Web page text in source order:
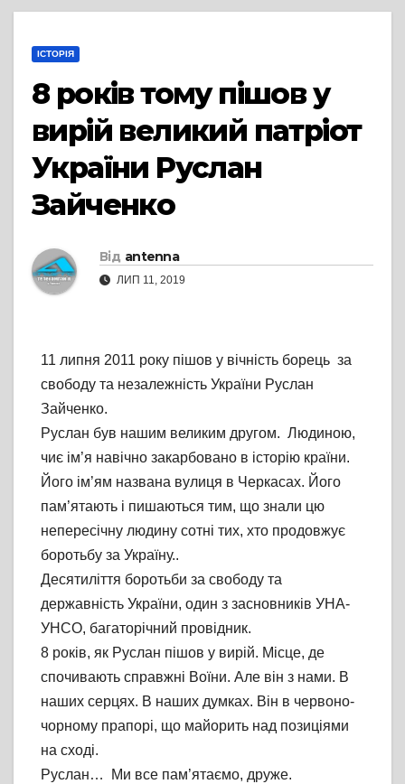
ІСТОРІЯ
8 років тому пішов у
вирій великий патріот
України Руслан
Зайченко
Від antenna
ЛИП 11, 2019
11 липня 2011 року пішов у вічність борець за
свободу та незалежність України Руслан
Зайченко.
Руслан був нашим великим другом. Людиною,
чиє ім’я навічно закарбовано в історію країни.
Його ім’ям названа вулиця в Черкасах. Його
пам’ятають і пишаються тим, що знали цю
непересічну людину сотні тих, хто продовжує
боротьбу за Україну..
Десятиліття боротьби за свободу та
державність України, один з засновників УНА-
УНСО, багаторічний провідник.
8 років, як Руслан пішов у вирій. Місце, де
спочивають справжні Воїни. Але він з нами. В
наших серцях. В наших думках. Він в червоно-
чорному прапорі, що майорить над позиціями
на сході.
Руслан… Ми все пам’ятаємо, друже.